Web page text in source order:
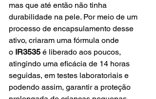
mas que até então não tinha
durabilidade na pele. Por meio de um
processo de encapsulamento desse
ativo, criaram uma fórmula onde
o IR3535 é liberado aos poucos,
atingindo uma eficácia de 14 horas
seguidas, em testes laboratoriais e
podendo assim, garantir a proteção